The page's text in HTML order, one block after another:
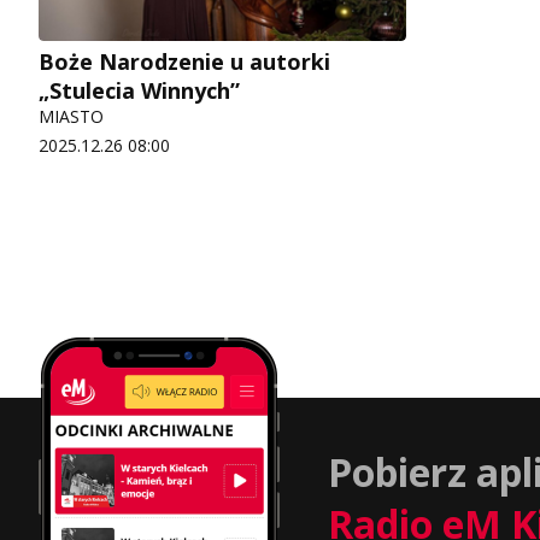
Boże Narodzenie u autorki
„Stulecia Winnych”
MIASTO
2025.12.26 08:00
Pobierz
Radio eM